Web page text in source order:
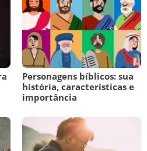
Personagens bíblicos: sua
história, características e
importância